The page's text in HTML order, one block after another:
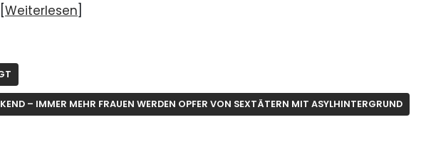
Weiterlesen
– IMMER MEHR FRAUEN WERDEN OPFER VON SEXTÄTERN MIT ASYLHINTERGRUND